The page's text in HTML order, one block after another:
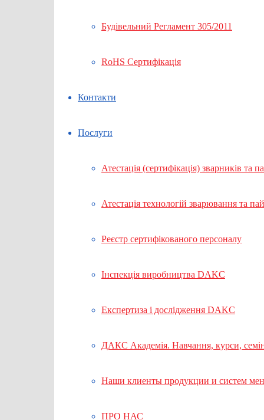
Будівельний Регламент 305/2011
RoHS Сертифікація
Контакти
Послуги
Атестація (сертифікація) зварників та
Атестація технологій зварювання та
Реєстр сертифікованого персоналу
Інспекція виробництва DAKC
Експертиза і дослідження DAKC
ДАКС Академія. Навчання, курси,
Наши клиенты продукции и систем
ПРО НАС